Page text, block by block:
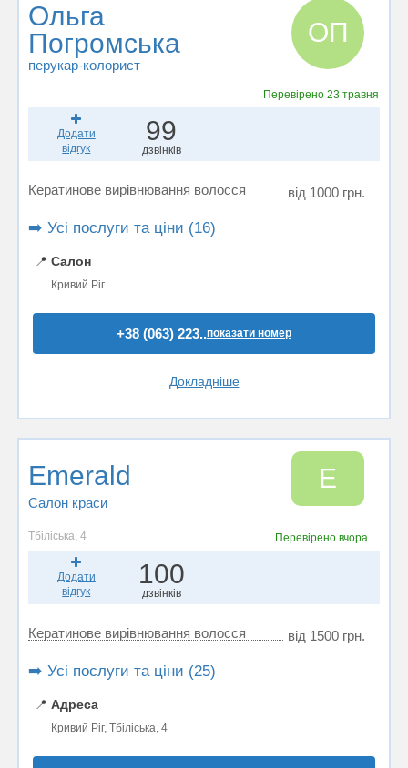
Ольга
Погромська
перукар-колорист
ОП
Перевірено23 травня
Додати
відгук
99
дзвінків
Кератинове вирівнювання волосся від 1000 грн.
➡️ Усі послуги та ціни (16)
📍 Салон
Кривий Ріг
+38 (063) 223..показати номер
Докладніше
Emerald
Салон краси
E
Тбіліська, 4 Перевірено вчора
Додати
відгук
100
дзвінків
Кератинове вирівнювання волосся від 1500 грн.
➡️ Усі послуги та ціни (25)
📍 Адреса
Кривий Ріг, Тбіліська, 4